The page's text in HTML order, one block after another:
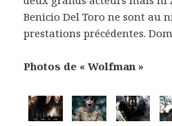
Benicio Del Toro ne sont au
prestations précédentes.
Photos de « Wolfman »